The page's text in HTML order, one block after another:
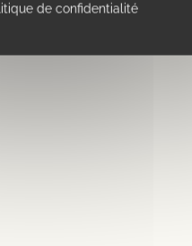
de confidentialité